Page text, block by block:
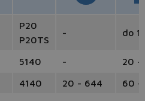
P20
P20TS
- do
5140 -
20 -
4140 20 - 644
60 -